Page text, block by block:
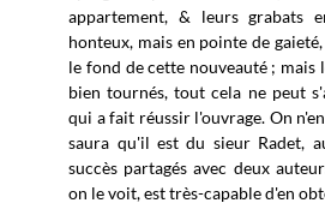
appartement, & leurs grabats
honteux, mais en pointe de
le fond de cette nouveauté ; mais
bien tournés, tout cela ne peut
qui a fait réussir l'ouvrage. On
saura qu'il est du sieur Radet,
succès partagés avec deux
on le voit, est très-capable d'en